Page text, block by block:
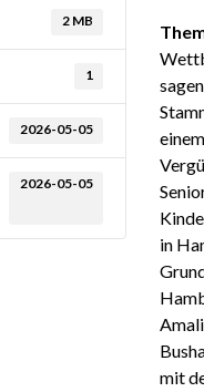
2 MB
1
2026-05-05
2026-05-05
in
mit